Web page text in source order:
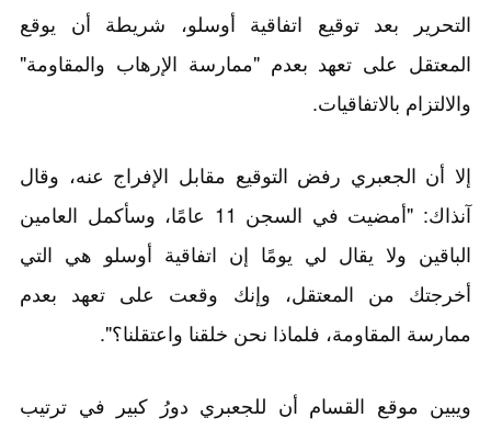
التحرير بعد توقيع اتفاقية أوسلو، شريطة أن يوقع
المعتقل على تعهد بعدم "ممارسة الإرهاب والمقاومة"
والالتزام بالاتفاقيات.
إلا أن الجعبري رفض التوقيع مقابل الإفراج عنه، وقال
آنذاك: "أمضيت في السجن 11 عامًا، وسأكمل العامين
الباقين ولا يقال لي يومًا إن اتفاقية أوسلو هي التي
أخرجتك من المعتقل، وإنك وقعت على تعهد بعدم
ممارسة المقاومة، فلماذا نحن خلقنا واعتقلنا؟".
ويبين موقع القسام أن للجعبري دورُ كبير في ترتيب